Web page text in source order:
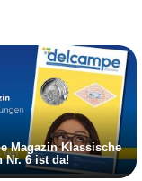
Magazin Klassische
Nr. 6 ist da!